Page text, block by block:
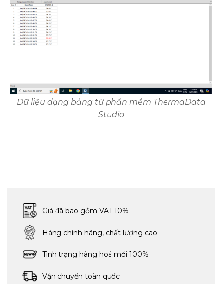
Dữ liệu dạng bảng từ phần mềm ThermaData
Studio
Giá đã bao gồm VAT 10%
Hàng chính hãng, chất lượng cao
Tình trạng hàng hoá mới 100%
Vận chuyển toàn quốc